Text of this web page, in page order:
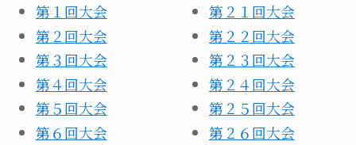
第１回大会
第２回大会
第３回大会
第４回大会
第５回大会
第６回大会
第２１回大会
第２２回大会
第２３回大会
第２４回大会
第２５回大会
第２６回大会